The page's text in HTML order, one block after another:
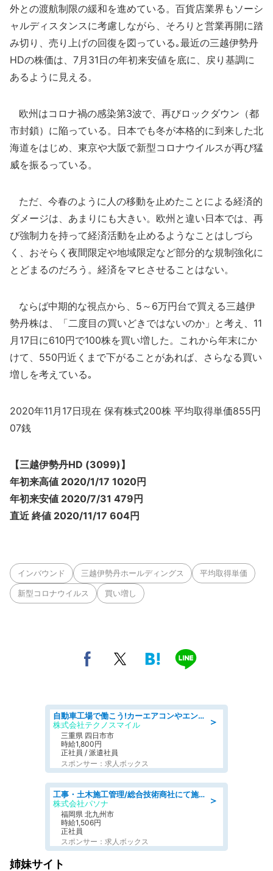
外との渡航制限の緩和を進めている。百貨店業界もソーシ
ャルディスタンスに考慮しながら、そろりと営業再開に踏
み切り、売り上げの回復を図っている｡最近の三越伊勢丹
HDの株価は、7月31日の年初来安値を底に、戻り基調に
あるように見える。
欧州はコロナ禍の感染第3波で、再びロックダウン（都
市封鎖）に陥っている。日本でも冬が本格的に到来した北
海道をはじめ、東京や大阪で新型コロナウイルスが再び猛
威を振るっている。
ただ、今春のように人の移動を止めたことによる経済的
ダメージは、あまりにも大きい。欧州と違い日本では、再
び強制力を持って経済活動を止めるようなことはしづら
く、おそらく夜間限定や地域限定など部分的な規制強化に
とどまるのだろう。経済をマヒさせることはない。
ならば中期的な視点から、5～6万円台で買える三越伊
勢丹株は、「二度目の買いどきではないのか」と考え、11
月17日に610円で100株を買い増した。これから年末にか
けて、550円近くまで下がることがあれば、さらなる買い
増しを考えている｡
2020年11月17日現在 保有株式200株 平均取得単価855円
07銭
【三越伊勢丹HD (3099)】
年初来高値 2020/1/17 1020円
年初来安値 2020/7/31 479円
直近 終値 2020/11/17 604円
インバウンド 三越伊勢丹ホールディングス 平均取得単価
新型コロナウイルス 買い増し
＞
自動車工場で働こう!カーエアコンやエンジンの製造・加工業務/寮完備 denso aichi
株式会社テクノスマイル
三重県 四日市市
時給1,800円
正社員 / 派遣社員
スポンサー：求人ボックス
＞
工事・土木施工管理/総合技術商社にて施工管理のお仕事/即日勤務可/車通勤可/工事・土木施工管理/生産・品質管理
株式会社パソナ
福岡県 北九州市
時給1,506円
正社員
スポンサー：求人ボックス
姉妹サイト